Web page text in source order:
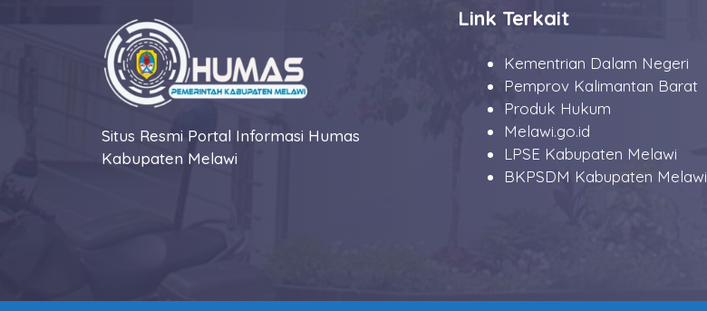
Situs Resmi Portal Informasi Humas
Kabupaten Melawi
Link Terkait
Kementrian Dalam Negeri
Pemprov Kalimantan Barat
Produk Hukum
Melawi.go.id
LPSE Kabupaten Melawi
BKPSDM Kabupaten Melawi